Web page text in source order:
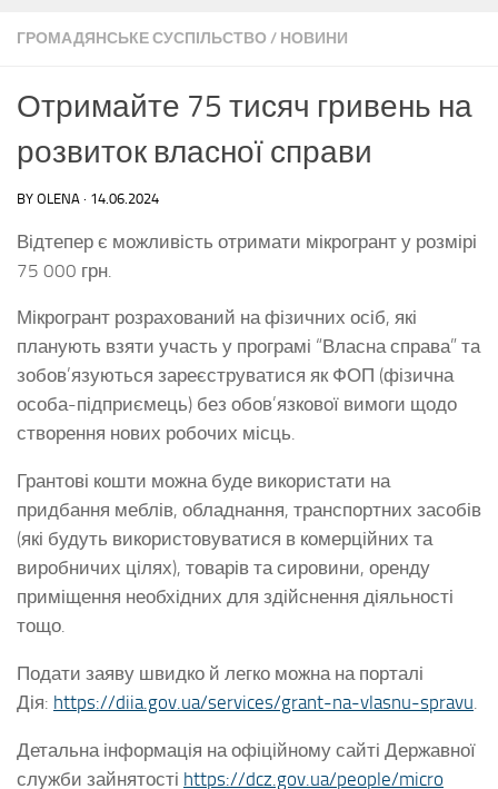
ГРОМАДЯНСЬКЕ СУСПІЛЬСТВО / НОВИНИ
Отримайте 75 тисяч гривень на
розвиток власної справи
BY OLENA · 14.06.2024
Відтепер є можливість отримати мікрогрант у розмірі
75 000 грн.
Мікрогрант розрахований на фізичних осіб, які
планують взяти участь у програмі “Власна справа” та
зобов’язуються зареєструватися як ФОП (фізична
особа-підприємець) без обов’язкової вимоги щодо
створення нових робочих місць.
Грантові кошти можна буде використати на
придбання меблів, обладнання, транспортних засобів
(які будуть використовуватися в комерційних та
виробничих цілях), товарів та сировини, оренду
приміщення необхідних для здійснення діяльності
тощо.
Подати заяву швидко й легко можна на порталі
Дія: https://diia.gov.ua/services/grant-na-vlasnu-spravu
Детальна інформація на офіційному сайті Державної
служби зайнятості https://dcz.gov.ua/people/micro